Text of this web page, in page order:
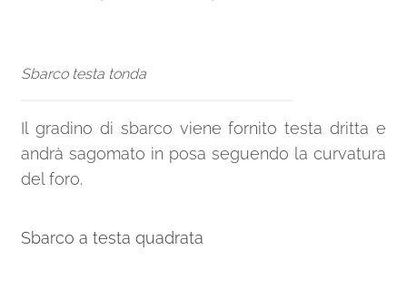
Sbarco testa tonda
Il gradino di sbarco viene fornito testa dritta e
andrà sagomato in posa seguendo la curvatura
del foro.
Sbarco a testa quadrata